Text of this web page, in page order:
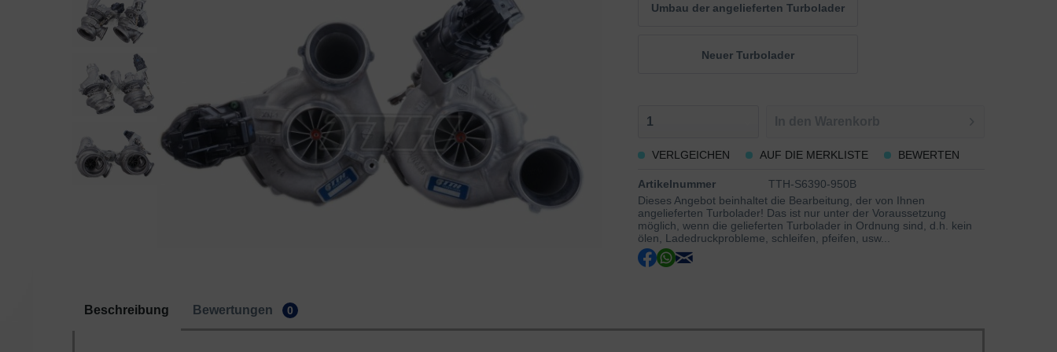
Umbau der angelieferten Turbolader
Neuer Turbolader
VERLGEICHEN AUF DIE MERKLISTE BEWERTEN
Artikelnummer
TTH-S6390-950B
Dieses Angebot beinhaltet die Bearbeitung, der von Ihnen
angelieferten Turbolader! Das ist nur unter der Voraussetzung
möglich, wenn die gelieferten Turbolader in Ordnung sind, d.h. kein
ölen, Ladedruckprobleme, schleifen, pfeifen, usw...
Beschreibung Bewertungen 0